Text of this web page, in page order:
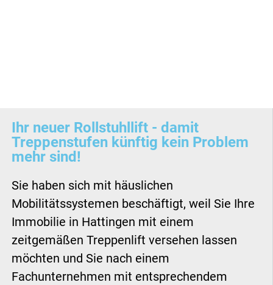
Ihr neuer Rollstuhllift - damit
Treppenstufen künftig kein Problem
mehr sind!
Sie haben sich mit häuslichen
Mobilitätssystemen beschäftigt, weil Sie Ihre
Immobilie in Hattingen mit einem
zeitgemäßen Treppenlift versehen lassen
möchten und Sie nach einem
Fachunternehmen mit entsprechendem